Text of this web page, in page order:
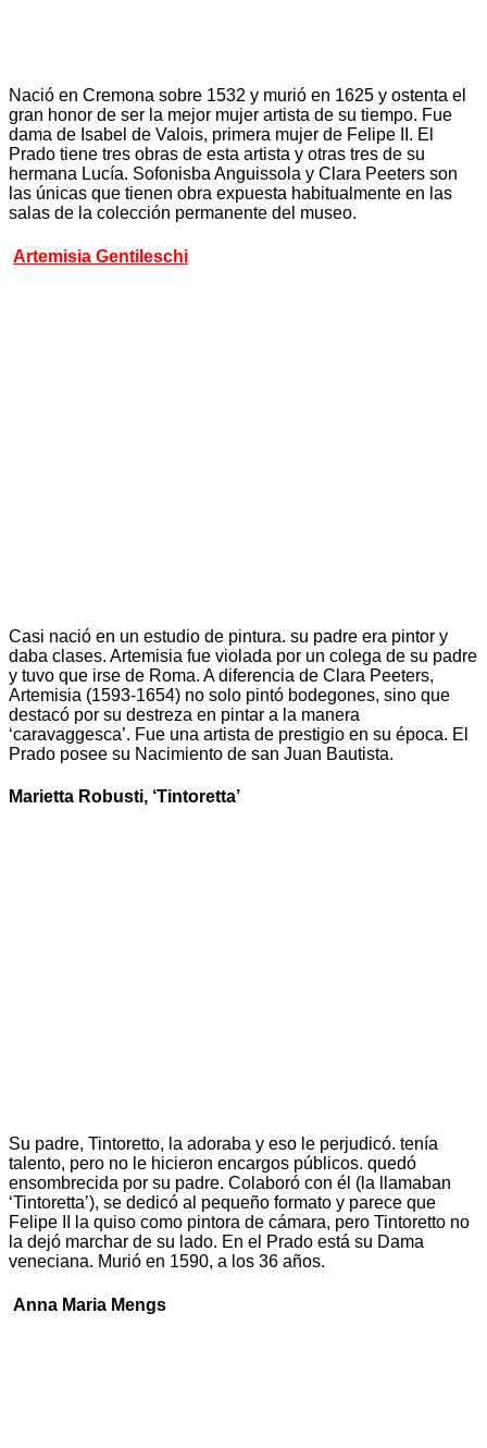
Nació en Cremona sobre 1532 y murió en 1625 y ostenta el
gran honor de ser la mejor mujer artista de su tiempo. Fue
dama de Isabel de Valois, primera mujer de Felipe II. El
Prado tiene tres obras de esta artista y otras tres de su
hermana Lucía. Sofonisba Anguissola y Clara Peeters son
las únicas que tienen obra expuesta habitualmente en las
salas de la colección permanente del museo.
Artemisia Gentileschi
Casi nació en un estudio de pintura. su padre era pintor y
daba clases. Artemisia fue violada por un colega de su padre
y tuvo que irse de Roma. A diferencia de Clara Peeters,
Artemisia (1593-1654) no solo pintó bodegones, sino que
destacó por su destreza en pintar a la manera
‘caravaggesca’. Fue una artista de prestigio en su época. El
Prado posee su Nacimiento de san Juan Bautista.
Marietta Robusti, ‘Tintoretta’
Su padre, Tintoretto, la adoraba y eso le perjudicó. tenía
talento, pero no le hicieron encargos públicos. quedó
ensombrecida por su padre. Colaboró con él (la llamaban
‘Tintoretta’), se dedicó al pequeño formato y parece que
Felipe II la quiso como pintora de cámara, pero Tintoretto no
la dejó marchar de su lado. En el Prado está su Dama
veneciana. Murió en 1590, a los 36 años.
Anna Maria Mengs